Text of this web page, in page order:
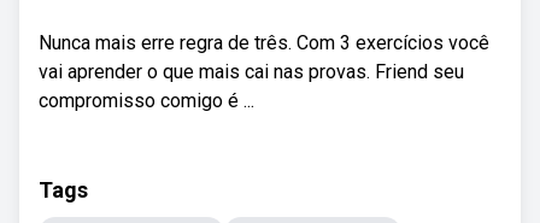
Nunca mais erre regra de três. Com 3 exercícios você
vai aprender o que mais cai nas provas. Friend seu
compromisso comigo é ...
Tags